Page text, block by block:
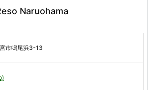
Naruohama
市鳴尾浜3-13